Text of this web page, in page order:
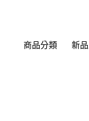
商品分類 新